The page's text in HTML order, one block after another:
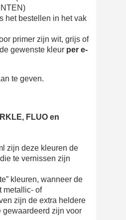
het bestellen in het vak
primer zijn wit, grijs of
gewenste kleur per e-
te geven.
FLUO en
zijn deze kleuren de
te vernissen zijn
kleuren, wanneer de
metallic- of
zijn de extra heldere
zijn voor